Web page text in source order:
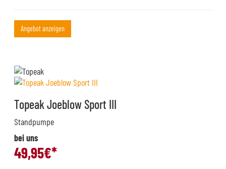
Angebot anzeigen
Topeak Joeblow Sport III
Standpumpe
bei uns
49,95€*